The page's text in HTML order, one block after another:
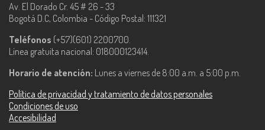
Av. El Dorado Cr. 45 # 26 - 33
Bogotá D.C, Colombia - Código Postal: 111321
Teléfonos (+57)(601) 2200700.
Línea gratuita nacional: 018000123414.
Horario de atención: Lunes a viernes de 8:00 a.m. a 5:00 p.m.
Política de privacidad y tratamiento de datos personales
Condiciones de uso
Accesibilidad